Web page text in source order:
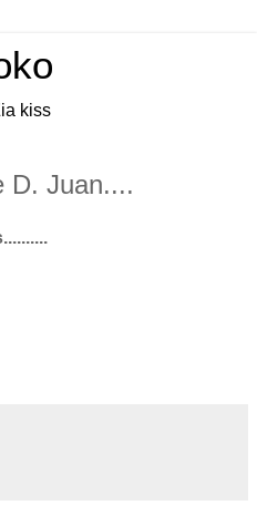
kiss
D. Juan....